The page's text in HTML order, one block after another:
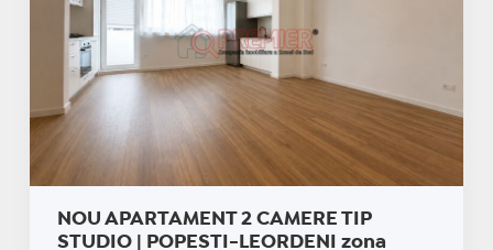
NOU APARTAMENT 2 CAMERE TIP
STUDIO | POPESTI-LEORDENI zona